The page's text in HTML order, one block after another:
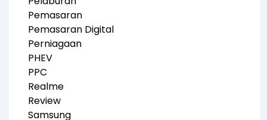
Pemasaran
Pemasaran Digital
Perniagaan
PHEV
PPC
Realme
Review
Samsung